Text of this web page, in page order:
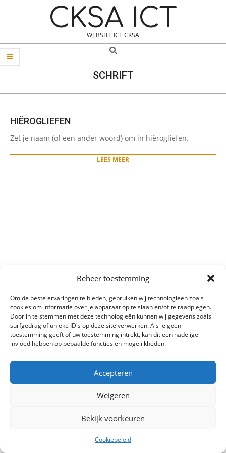
Beheer toestemming
Om de beste ervaringen te bieden, gebruiken wij technologieën zoals
cookies om informatie over je apparaat op te slaan en/of te raadplegen.
Door in te stemmen met deze technologieën kunnen wij gegevens zoals
surfgedrag of unieke ID's op deze site verwerken. Als je geen
toestemming geeft of uw toestemming intrekt, kan dit een nadelige
invloed hebben op bepaalde functies en mogelijkheden.
Accepteren
Weigeren
Bekijk voorkeuren
Cookiebeleid
CKSA ICT
WEBSITE ICT CKSA
Search
SCHRIFT
HIËROGLIEFEN
01-
20
Zet je naam (of een ander woord) om in hiërogliefen.
LEES MEER